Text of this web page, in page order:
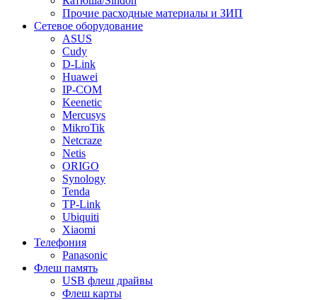
Прочие расходные материалы и ЗИП
Сетевое оборудование
ASUS
Cudy
D-Link
Huawei
IP-COM
Keenetic
Mercusys
MikroTik
Netcraze
Netis
ORIGO
Synology
Tenda
TP-Link
Ubiquiti
Xiaomi
Телефония
Panasonic
Флеш память
USB флеш драйвы
Флеш карты